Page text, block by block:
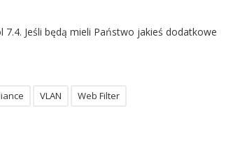
Jeśli będą mieli Państwo jakieś dodatkowe
VLAN Web Filter